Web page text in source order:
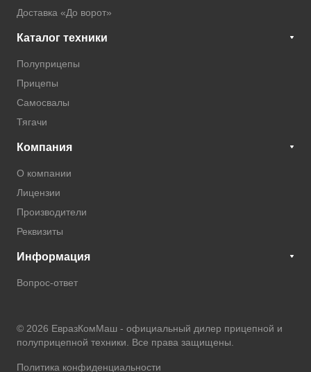
Доставка «До ворот»
Каталог техники
Полуприцепы
Прицепы
Самосвалы
Тягачи
Компания
О компании
Лицензии
Производители
Реквизиты
Информация
Вопрос-ответ
© 2026 ЕвразКомМаш - официальный дилер прицепной и
полуприцепной техники . Все права защищены.
Политика конфиденциальности